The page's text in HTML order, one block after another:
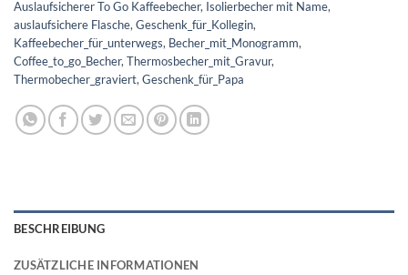
Auslaufsicherer To Go Kaffeebecher, Isolierbecher mit Name,
auslaufsichere Flasche,Geschenk_für_Kollegin,
Kaffeebecher_für_unterwegs, Becher_mit_Monogramm,
Coffee_to_go_Becher,Thermosbecher_mit_Gravur,
Thermobecher_graviert,Geschenk_für_Papa
BESCHREIBUNG
ZUSÄTZLICHE INFORMATIONEN